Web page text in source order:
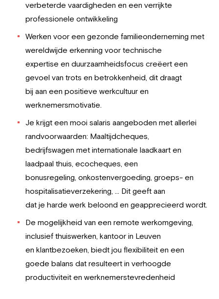
verbeterde vaardigheden en een verrijkte
professionele ontwikkeling
Werken voor een gezonde familieonderneming met
wereldwijde erkenning voor technische
expertise en duurzaamheidsfocus creëert een
gevoel van trots en betrokkenheid, dit draagt
bij aan een positieve werkcultuur en
werknemersmotivatie.
Je krijgt een mooi salaris aangeboden met allerlei
randvoorwaarden: Maaltijdcheques,
bedrijfswagen met internationale laadkaart en
laadpaal thuis, ecocheques, een
bonusregeling, onkostenvergoeding, groeps- en
hospitalisatieverzekering, … Dit geeft aan
dat je harde werk beloond en geapprecieerd wordt.
De mogelijkheid van een remote werkomgeving,
inclusief thuiswerken, kantoor in Leuven
en klantbezoeken, biedt jou flexibiliteit en een
goede balans dat resulteert in verhoogde
productiviteit en werknemerstevredenheid